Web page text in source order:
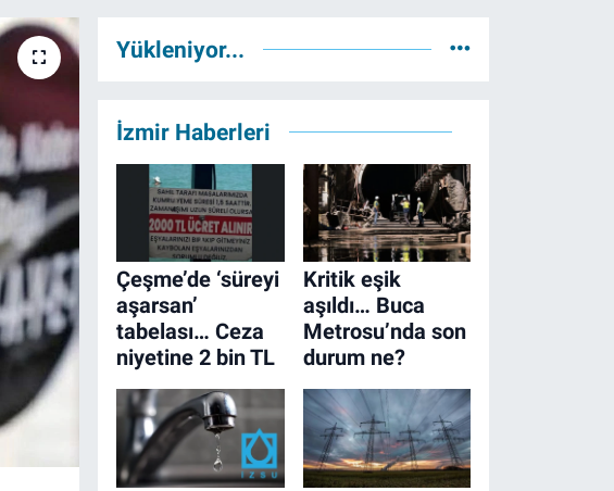
Yükleniyor...
İzmir Haberleri
Çeşme’de ‘süreyi
aşarsan’
tabelası… Ceza
niyetine 2 bin TL
Kritik eşik
aşıldı… Buca
Metrosu’nda son
durum ne?